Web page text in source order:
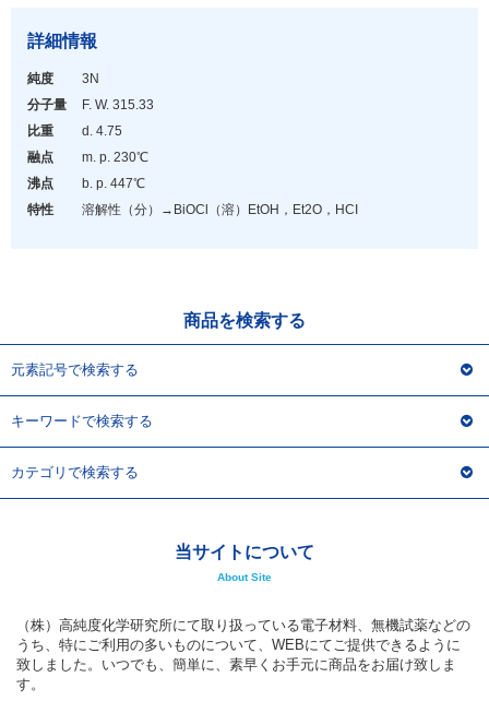
詳細情報
純度
3N
分子量
F. W. 315.33
比重
d. 4.75
融点
m. p. 230℃
沸点
b. p. 447℃
特性
溶解性（分）→BiOCl（溶）EtOH，Et2O，HCI
商品を検索する
元素記号で検索する
キーワードで検索する
カテゴリで検索する
当サイトについて
About Site
（株）高純度化学研究所にて取り扱っている電子材料、無機試薬などの
うち、特にご利用の多いものについて、WEBにてご提供できるように
致しました。いつでも、簡単に、素早くお手元に商品をお届け致しま
す。